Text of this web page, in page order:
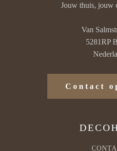
Jouw thuis, jouw
Van
5281RP
Contact